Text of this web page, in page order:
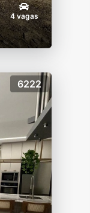
4 vagas
6222